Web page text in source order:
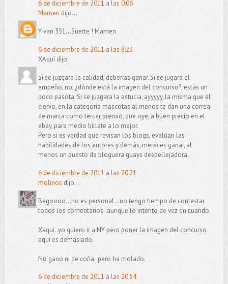
6 de diciembre de 2011 a las 0:06
Mamen dijo...
Y van 351...Suerte ! Mamen
6 de diciembre de 2011 a las 8:23
XAquí dijo...
Si se juzgara la calidad, deberías ganar. Si se jugara el
empeño, no, ¿dónde está la imagen del concurso?, estás un
poco pasota. Si se juzgara la astucia, ayyyyy, la misma que el
ciervo, en la categoría mascotas al menos te dan una correa
de marca como tercer premio, que oye, a buen precio en el
ebay, para medio billete a lo mejor.
Pero si es verdad que revisan los blogs, evalúan las
habilidades de los autores y demás, mereces ganar, al
menos un puesto de bloguera guays despellejadora.
6 de diciembre de 2011 a las 20:21
molinos dijo...
Begoooo...no es personal...no tengo tiempo de contestar
todos los comentarios..aunque lo intento de vez en cuando.
Xaqui..yo quiero ir a NY pero poner la imagen del concurso
aqui es demasiado.
No gano ni de coña..pero ha molado.
6 de diciembre de 2011 a las 20:54